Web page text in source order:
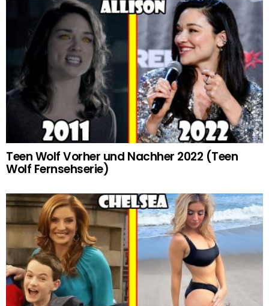
Teen Wolf Vorher und Nachher 2022 (Teen
Wolf Fernsehserie)